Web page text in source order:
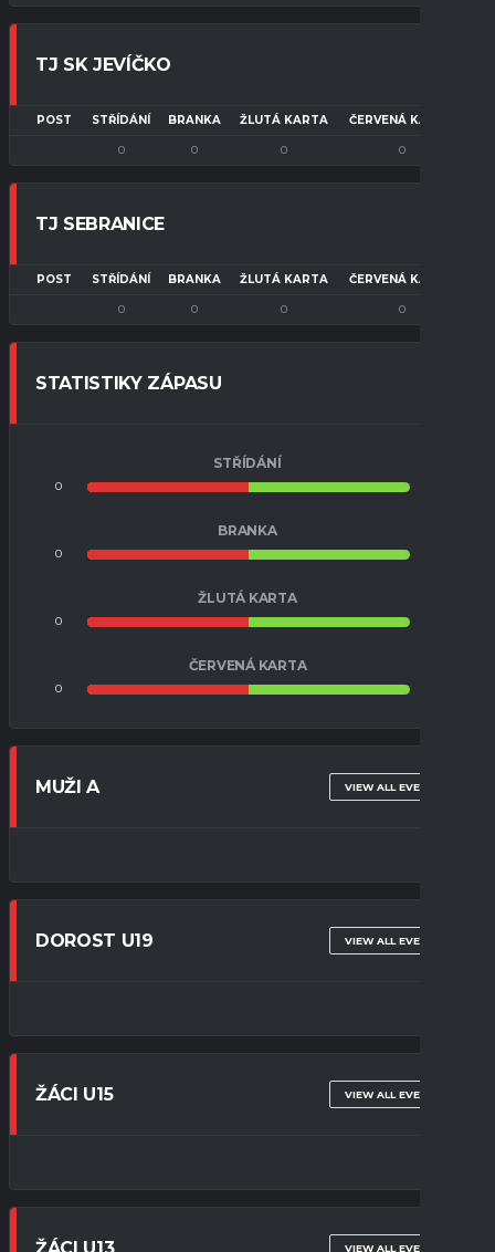
TJ SK JEVÍČKO
POST STŘÍDÁNÍ BRANKA ŽLUTÁ KARTA ČERVENÁ KARTA
0 0 0 0
TJ SEBRANICE
POST STŘÍDÁNÍ BRANKA ŽLUTÁ KARTA ČERVENÁ KARTA
0 0 0 0
STATISTIKY ZÁPASU
STŘÍDÁNÍ
0
BRANKA
0
ŽLUTÁ KARTA
0
ČERVENÁ KARTA
0
MUŽI A VIEW ALL EVENTS
DOROST U19 VIEW ALL EVENTS
ŽÁCI U15 VIEW ALL EVENTS
ŽÁCI U13 VIEW ALL EVENTS